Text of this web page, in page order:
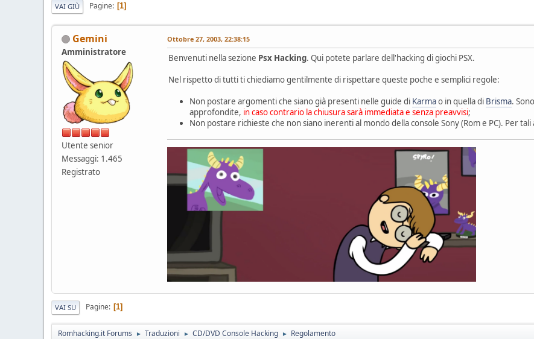
VAI GIÙ Pagine 1
Gemini
Amministratore
Utente senior
Messaggi: 1.465
Registrato
Ottobre 27, 2003, 22:38:15
Benvenuti nella sezione Psx Hacking. Qui potete parlare dell'hacking di giochi PSX.
Nel rispetto di tutti ti chiediamo gentilmente di rispettare queste poche e semplici regole:
Non postare argomenti che siano già presenti nelle guide di Karmao in quella di Brisma.
approfondite, in caso contrario la chiusura sarà immediata e senza preavvisi;
Non postare richieste che non siano inerenti al mondo della console Sony (Rom e PC). Per
VAI SU Pagine 1
Romhacking.it Forums ► Traduzioni ► CD/DVD Console Hacking ► Regolamento